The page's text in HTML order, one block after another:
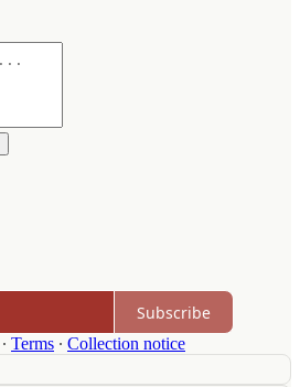
Subscribe
∙ Terms ∙ Collection notice